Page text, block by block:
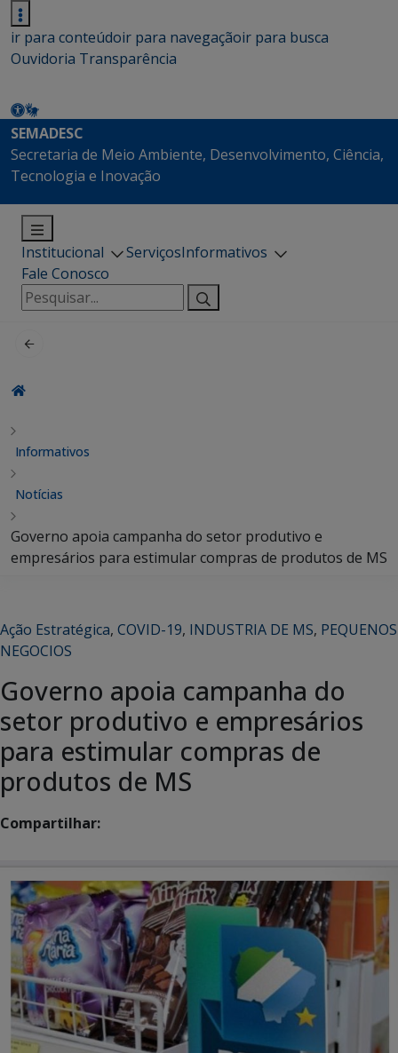
ir para conteúdoir para navegaçãoir para busca
Ouvidoria Transparência
SEMADESC
Secretaria de Meio Ambiente, Desenvolvimento, Ciência,
Tecnologia e Inovação
Institucional ServiçosInformativos
Fale Conosco
Pesquisar
por:
Informativos
Notícias
Governo apoia campanha do setor produtivo e
empresários para estimular compras de produtos de MS
Ação Estratégica, COVID-19, INDUSTRIA DE MS, PEQUENOS
NEGOCIOS
Governo apoia campanha do
setor produtivo e empresários
para estimular compras de
produtos de MS
Compartilhar: